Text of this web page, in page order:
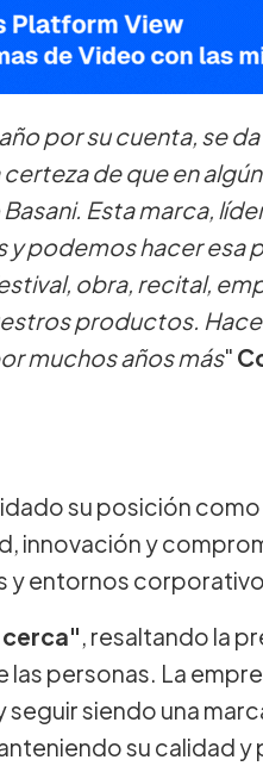
por su cuenta, se
de que en
Esta marca,
podemos hacer esa
obra, recital,
productos.
muchos años más"
su posición
innovación y
y entornos
cerca", resaltando la
personas. La
seguir siendo una
su calidad y